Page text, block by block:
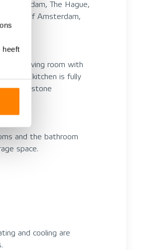
heeft
The Hague,
cities of Amsterdam,
to the living room with
The kitchen is fully
natural stone
and the bathroom
space.
and cooling are